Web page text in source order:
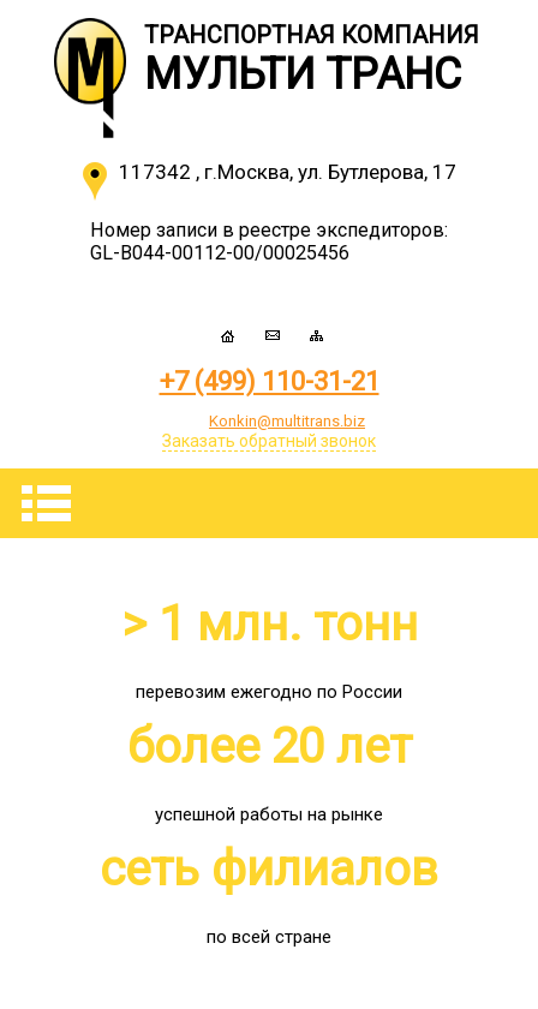
ТРАНСПОРТНАЯ КОМПАНИЯ
МУЛЬТИ ТРАНС
117342 , г.Москва, ул. Бутлерова, 17
Номер записи в реестре экспедиторов:
GL-B044-00112-00/00025456
+7 (499) 110-31-21
Konkin@multitrans.biz
Заказать обратный звонок
> 1 млн. тонн
перевозим ежегодно по России
более 20 лет
успешной работы на рынке
сеть филиалов
по всей стране